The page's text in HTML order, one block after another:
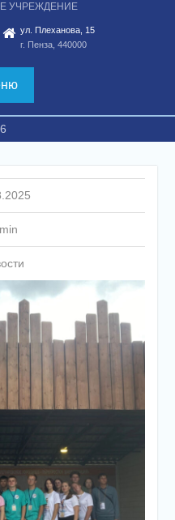
УЧРЕЖДЕНИЕ
ул. Плеханова, 15
г. Пенза, 440000